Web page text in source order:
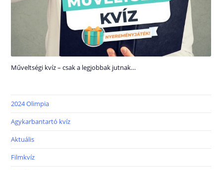
Műveltségi kvíz – csak a legjobbak jutnak…
2024 Olimpia
Agykarbantartó kvíz
Aktuális
Filmkvíz